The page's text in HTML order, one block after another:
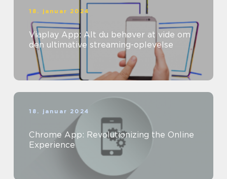
18. januar 2024
Viaplay App: Alt du behøver at vide om
den ultimative streaming-oplevelse
18. januar 2024
Chrome App: Revolutionizing the Online
Experience